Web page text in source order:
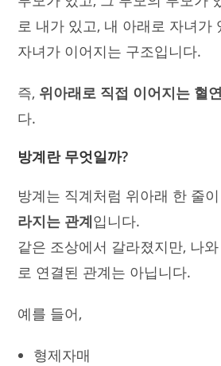
로 내가 있고, 내 아래로 자녀가
자녀가 이어지는 구조입니다.
즉, 위아래로 직접 이어지는 혈
다.
방계란 무엇일까?
방계는 직계처럼 위아래 한 줄
라지는 관계입니다.
같은 조상에서 갈라졌지만, 나
로 연결된 관계는 아닙니다.
예를 들어,
형제자매